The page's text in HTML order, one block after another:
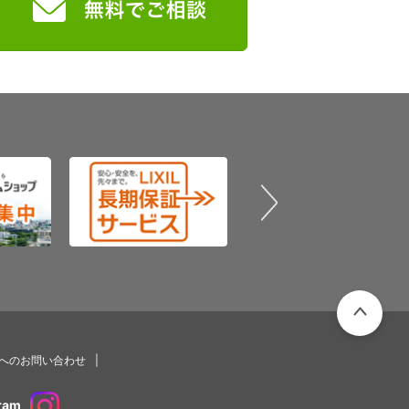
のお問い合わせ